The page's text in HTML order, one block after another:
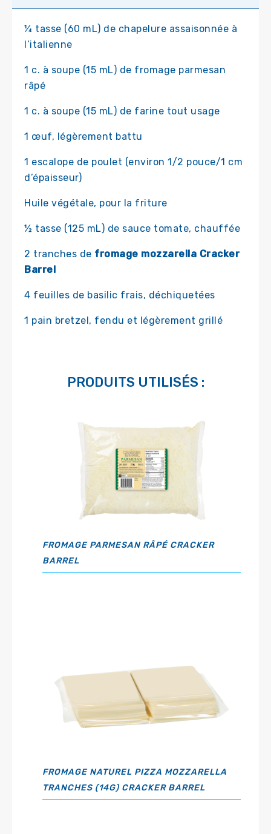
¼ tasse (60 mL) de chapelure assaisonnée à
l’italienne
1 c. à soupe (15 mL) de fromage parmesan
râpé
1 c. à soupe (15 mL) de farine tout usage
1 œuf, légèrement battu
1 escalope de poulet (environ 1/2 pouce/1 cm
d’épaisseur)
Huile végétale, pour la friture
½ tasse (125 mL) de sauce tomate, chauffée
2 tranches de fromage mozzarella Cracker
Barrel
4 feuilles de basilic frais, déchiquetées
1 pain bretzel, fendu et légèrement grillé
PRODUITS UTILISÉS :
FROMAGE PARMESAN RÂPÉ CRACKER
BARREL
FROMAGE NATUREL PIZZA MOZZARELLA
TRANCHES (14G) CRACKER BARREL